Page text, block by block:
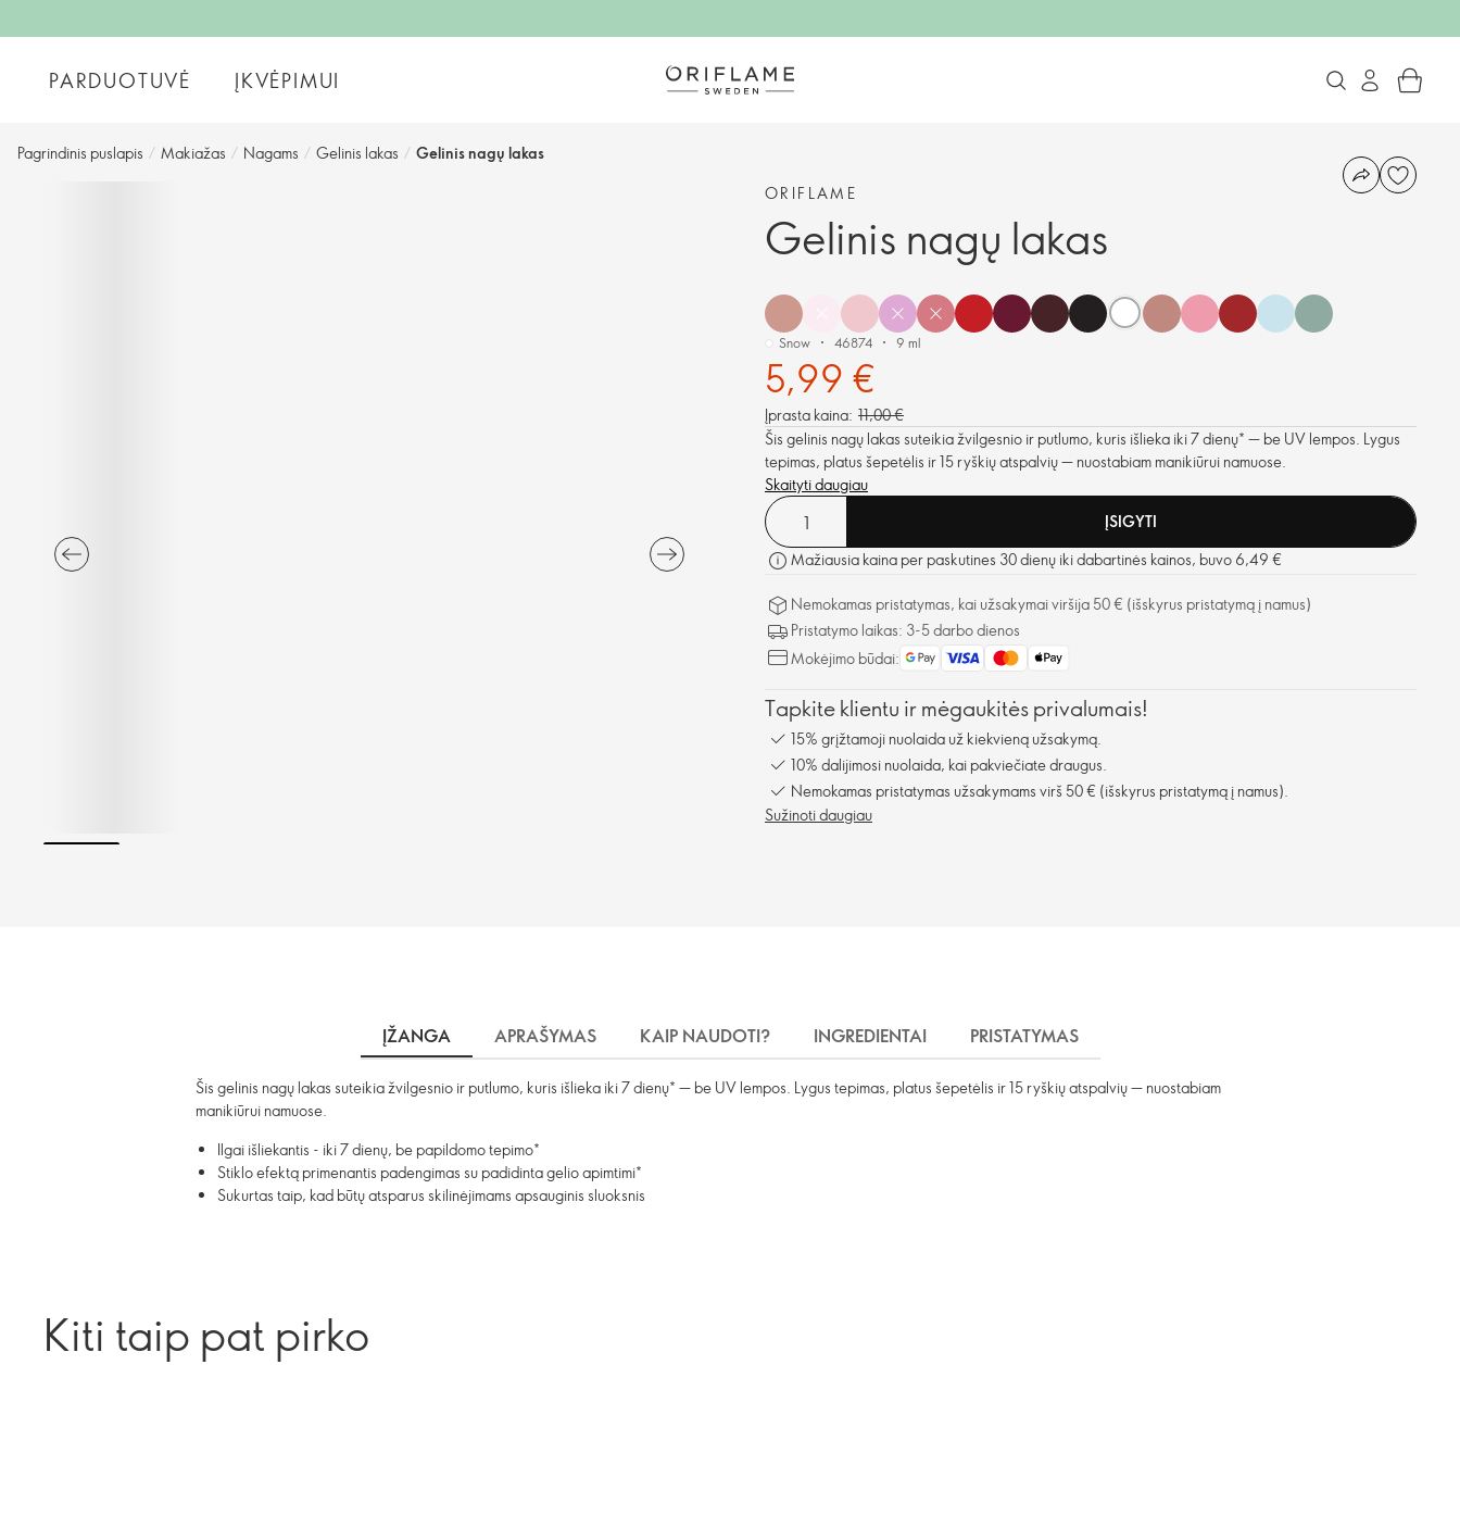
PARDUOTUVĖ ĮKVĖPIMUI
Pagrindinis puslapis / Makiažas / Nagams / Gelinis lakas / Gelinis nagų lakas
ORIFLAME
Gelinis nagų lakas
Snow 46874 9 ml
5,99 €
Įprasta kaina: 11,00 €
Šis gelinis nagų lakas suteikia žvilgesnio ir putlumo, kuris išlieka iki 7 dienų* — be UV lempos. Lygus
tepimas, platus šepetėlis ir 15 ryškių atspalvių — nuostabiam manikiūrui namuose.
Skaityti daugiau
ĮSIGYTI
Mažiausia kaina per paskutines 30 dienų iki dabartinės kainos, buvo 6,49 €
Nemokamas pristatymas, kai užsakymai viršija 50 € (išskyrus pristatymą į namus)
Pristatymo laikas: 3-5 darbo dienos
Mokėjimo būdai:
Tapkite klientu ir mėgaukitės privalumais!
15% grįžtamoji nuolaida už kiekvieną užsakymą.
10% dalijimosi nuolaida, kai pakviečiate draugus.
Nemokamas pristatymas užsakymams virš 50 € (išskyrus pristatymą į namus).
Sužinoti daugiau
ĮŽANGA APRAŠYMAS KAIP NAUDOTI? INGREDIENTAI PRISTATYMAS
Šis gelinis nagų lakas suteikia žvilgesnio ir putlumo, kuris išlieka iki 7 dienų* — be UV lempos. Lygus tepimas, platus šepetėlis ir 15 ryškių atspalvių — nuostabiam
manikiūrui namuose.
Ilgai išliekantis - iki 7 dienų, be papildomo tepimo*
Stiklo efektą primenantis padengimas su padidinta gelio apimtimi*
Sukurtas taip, kad būtų atsparus skilinėjimams apsauginis sluoksnis
Kiti taip pat pirko